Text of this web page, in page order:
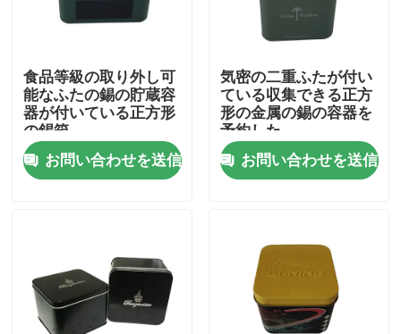
家へ
製品
わたしたち に つい て
工場 ツアー
食品等級の取り外し可
能なふたの錫の貯蔵容
器が付いている正方形
の錫箱
お問い合わせを送信
気密の二重ふたが付い
ている収集できる正方
形の金属の錫の容器を
予約した
お問い合わせを送信